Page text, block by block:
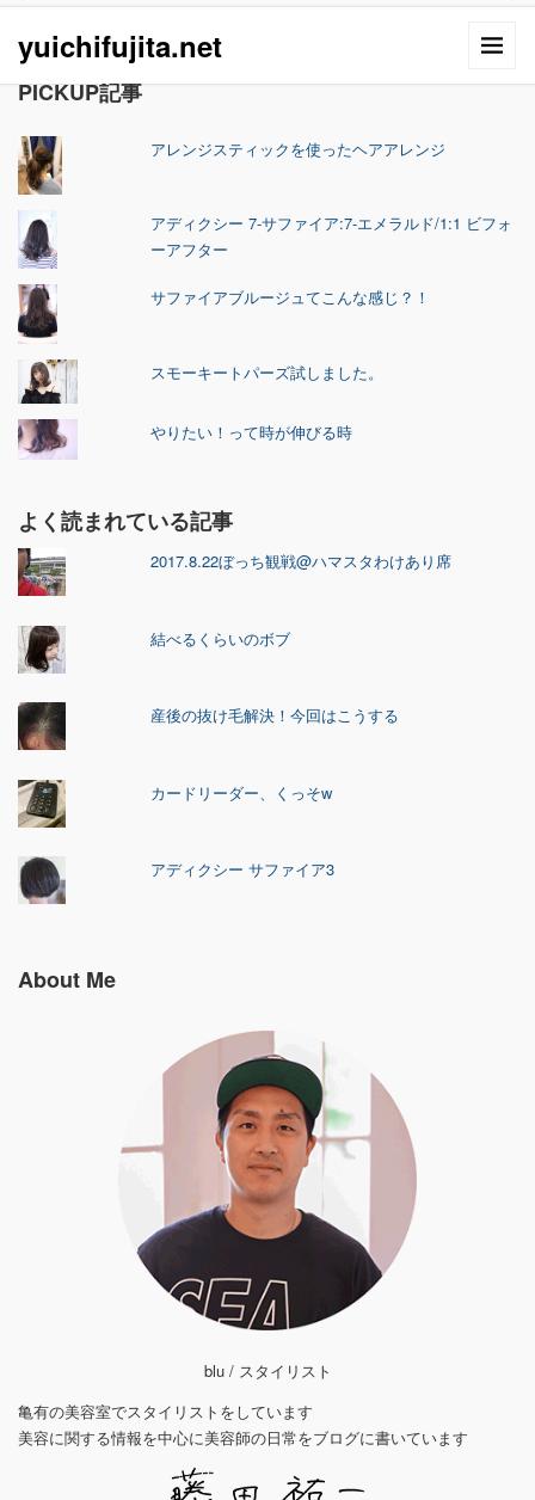
yuichifujita.net
PICKUP記事
アレンジスティックを使ったヘアアレンジ
アディクシー 7-サファイア:7-エメラルド/1:1 ビフォ
ーアフター
サファイアブルージュてこんな感じ？！
スモーキートパーズ試しました。
やりたい！って時が伸びる時
よく読まれている記事
2017.8.22ぼっち観戦@ハマスタわけあり席
結べるくらいのボブ
産後の抜け毛解決！今回はこうする
カードリーダー、くっそw
アディクシー サファイア3
About Me
blu / スタイリスト
亀有の美容室でスタイリストをしています
美容に関する情報を中心に美容師の日常をブログに書いています